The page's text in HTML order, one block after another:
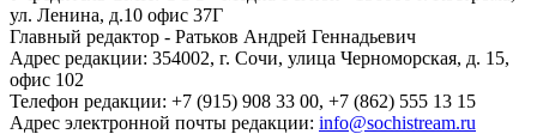
ул. Ленина, д.10 офис 37Г
Главный редактор - Ратьков Андрей Геннадьевич
Адрес редакции: 354002, г. Сочи, улица Черноморская, д. 15,
офис 102
Телефон редакции: +7 (915) 908 33 00, +7 (862) 555 13 15
Адрес электронной почты редакции: info@sochistream.ru